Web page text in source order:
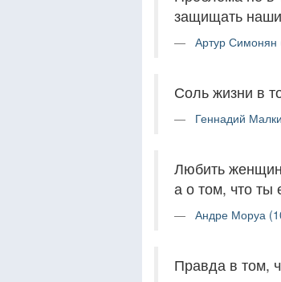
защищать
Артур Симонян
Соль жизни в
Геннадий
Любить
а о том, что ты
Андре Моруа
Правда в том,